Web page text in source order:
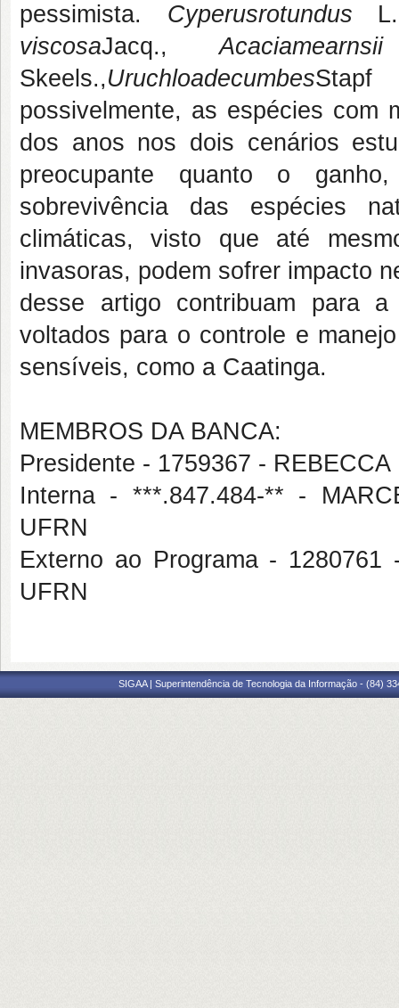
pessimista. Cyperusrotundus
viscosaJacq.,Acaciamearnsii
Skeels.,Uruchloadecumbes
possivelmente, as espécies com
dos anos nos dois cenários
preocupante quanto o
sobrevivência das espécies
climáticas, visto que até
invasoras, podem sofrer impacto
desse artigo contribuam para
voltados para o controle e
sensíveis, como a Caatinga.
MEMBROS DA BANCA:
Presidente - 1759367 -
Interna - ***.847.484-** -
UFRN
Externo ao Programa -
UFRN
SIGAA | Superintendência de Tecnologia da Informação - (84)